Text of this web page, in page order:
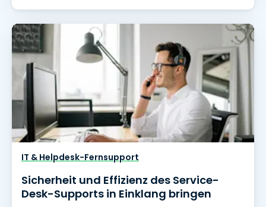
IT & Helpdesk-Fernsupport
Sicherheit und Effizienz des Service-
Desk-Supports in Einklang bringen